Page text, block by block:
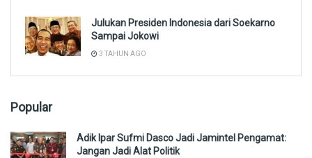
Julukan Presiden Indonesia dari Soekarno
Sampai Jokowi
3 TAHUN AGO
Popular
Adik Ipar Sufmi Dasco Jadi Jamintel Pengamat:
Jangan Jadi Alat Politik